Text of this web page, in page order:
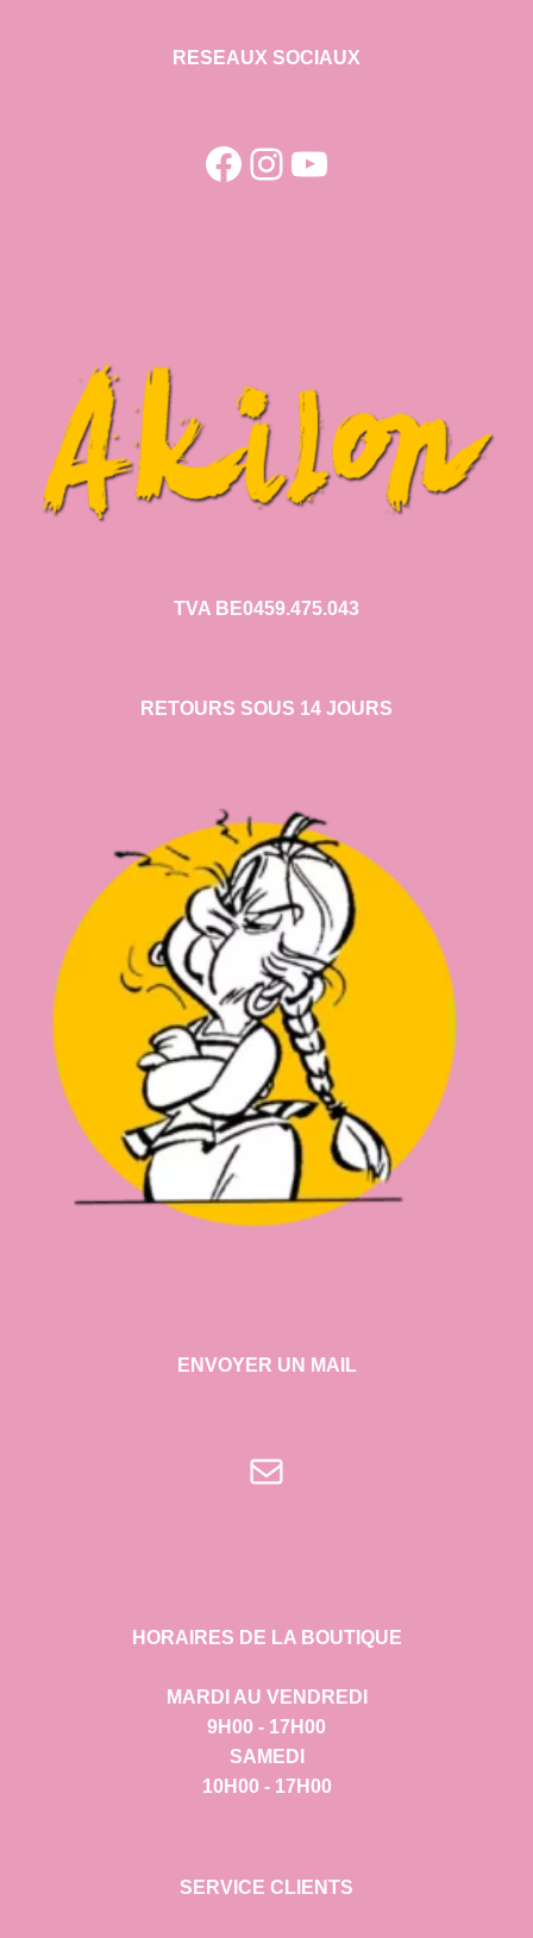
RESEAUX SOCIAUX
Facebook
Instagram
YouTube
TVA BE0459.475.043
RETOURS SOUS 14 JOURS
ENVOYER UN MAIL
E-mail
HORAIRES DE LA BOUTIQUE
MARDI AU VENDREDI
9H00 - 17H00
SAMEDI
10H00 - 17H00
SERVICE CLIENTS